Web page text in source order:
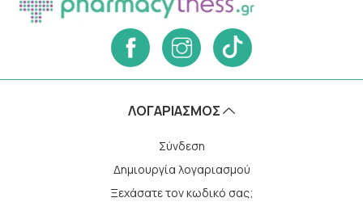
ΛΟΓΑΡΙΑΣΜΌΣ
Σύνδεση
Δημιουργία λογαριασμού
Ξεχάσατε τον κωδικό σας;